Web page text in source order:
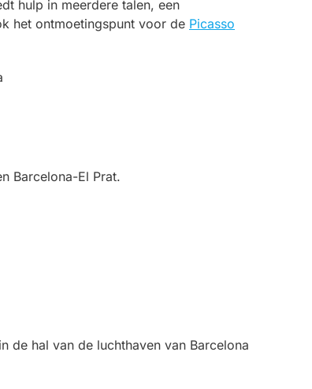
hulp in meerdere talen, een
het ontmoetingspunt voor de Picasso
Barcelona-El Prat.
de hal van de luchthaven van Barcelona